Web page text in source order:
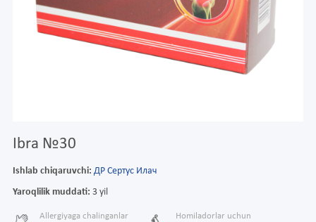
Ibra №30
Ishlab chiqaruvchi: ДР Сертус Илач
Yaroqlilik muddati: 3 yil
Allergiyaga chalinganlar
Homiladorlar uchun